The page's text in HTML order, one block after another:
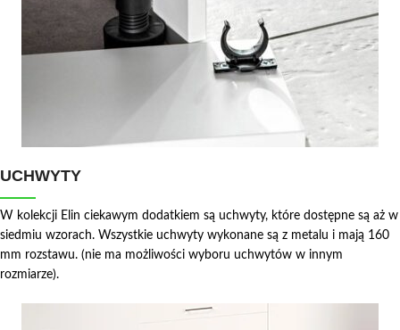
UCHWYTY
W kolekcji Elin ciekawym dodatkiem są uchwyty, które dostępne są aż w
siedmiu wzorach. Wszystkie uchwyty wykonane są z metalu i mają 160
mm rozstawu. (nie ma możliwości wyboru uchwytów w innym
rozmiarze).